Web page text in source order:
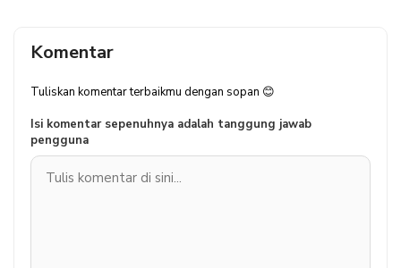
Komentar
Tuliskan komentar terbaikmu dengan sopan 😊
Isi komentar sepenuhnya adalah tanggung jawab
pengguna